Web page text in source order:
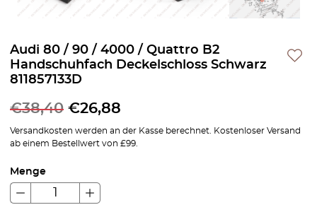
Audi 80 / 90 / 4000 / Quattro B2
Handschuhfach Deckelschloss Schwarz
811857133D
€38,40 €26,88
Versandkosten werden an der Kasse berechnet. Kostenloser Versand
ab einem Bestellwert von £99.
Menge